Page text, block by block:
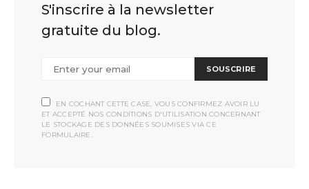
S'inscrire à la newsletter
gratuite du blog.
SOUSCRIRE
EN COCHANT CETTE CASE, VOUS CONFIRMEZ AVOIR LU
ET ACCEPTÉ NOS CONDITIONS D'UTILISATION CONCERNANT
LE STOCKAGE DES DONNÉES SOUMISES VIA CE
FORMULAIRE.